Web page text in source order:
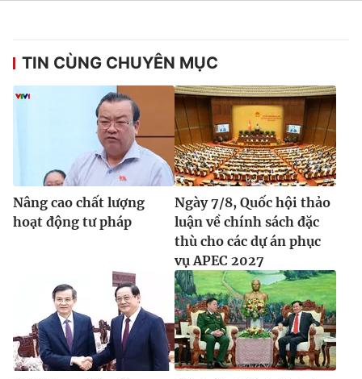
TIN CÙNG CHUYÊN MỤC
Nâng cao chất lượng
hoạt động tư pháp
Ngày 7/8, Quốc hội thảo
luận về chính sách đặc
thù cho các dự án phục
vụ APEC 2027